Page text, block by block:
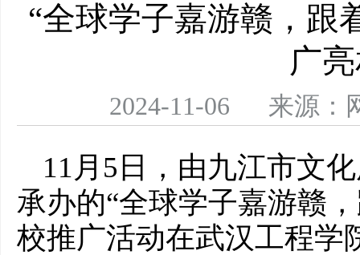
“全球学子嘉游赣，跟
广
2024-11-06 来源：
11月5日，由九江市文
承办的“全球学子嘉游赣
校推广活动在武汉工程学